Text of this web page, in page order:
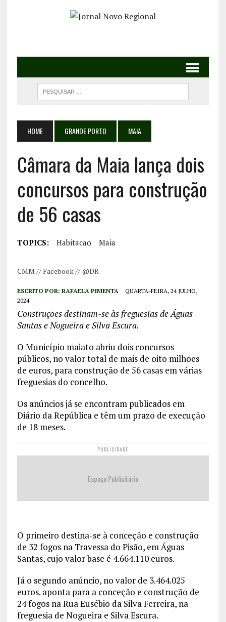
HOME GRANDE PORTO MAIA
Câmara da Maia lança dois
concursos para construção
de 56 casas
TOPICS: Habitacao Maia
CMM // Facebook // @DR
ESCRITO POR: RAFAELA PIMENTA
QUARTA-FEIRA, 24 JULHO,
2024
Construções destinam-se às freguesias de Águas
Santas e Nogueira e Silva Escura.
O Município maiato abriu dois concursos
públicos, no valor total de mais de oito milhões
de euros, para construção de 56 casas em várias
freguesias do concelho.
Os anúncios já se encontram publicados em
Diário da República e têm um prazo de execução
de 18 meses.
PUBLICIDADE
Espaço Publicitário
O primeiro destina-se à conceção e construção
de 32 fogos na Travessa do Pisão, em Águas
Santas, cujo valor base é 4.664.110 euros.
Já o segundo anúncio, no valor de 3.464.025
euros. aponta para a conceção e construção de
24 fogos na Rua Eusébio da Silva Ferreira, na
freguesia de Nogueira e Silva Escura.